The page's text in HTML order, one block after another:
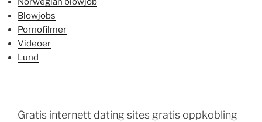
Blowjobs
Pornofilmer
Videoer
Lund
Gratis internett dating sites gratis oppkobling